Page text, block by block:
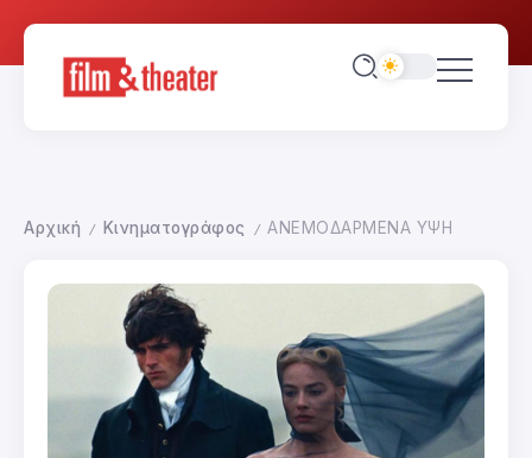
Αρχική / Κινηματογράφος / ΑΝΕΜΟΔΑΡΜΕΝΑ ΥΨΗ